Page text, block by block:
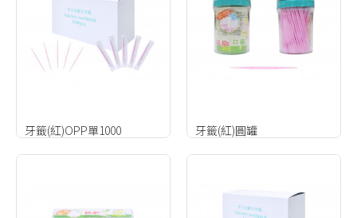
牙籤(紅)OPP單1000 牙籤(紅)圓罐